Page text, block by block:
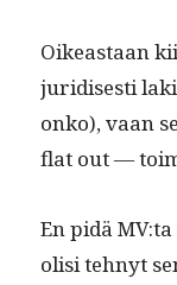
Oikeas­t­aan
juridis­es­ti
onko), vaan
flat out —
En pidä
olisi tehnyt